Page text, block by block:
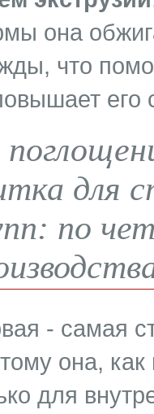
она
что
его
для
по
- самая
она, как
для